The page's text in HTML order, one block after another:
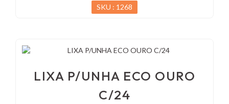
SKU : 1268
LIXA P/UNHA ECO OURO
C/24